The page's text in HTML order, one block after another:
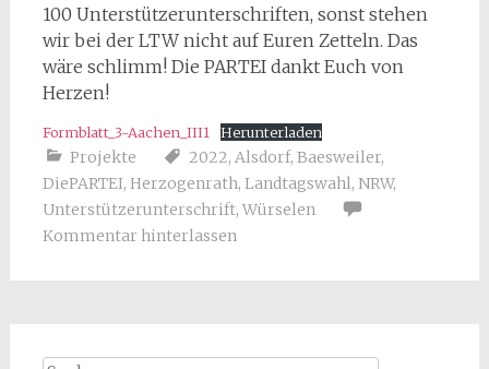
100 Unterstützerunterschriften, sonst stehen
wir bei der LTW nicht auf Euren Zetteln. Das
wäre schlimm! Die PARTEI dankt Euch von
Herzen!
Formblatt_3-Aachen_III1 Herunterladen
Projekte 2022, Alsdorf, Baesweiler,
DiePARTEI, Herzogenrath, Landtagswahl, NRW,
Unterstützerunterschrift, Würselen
Kommentar hinterlassen